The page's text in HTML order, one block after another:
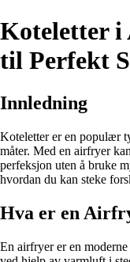
Koteletter
til Perfekt
Innledning
Koteletter er en populær
måter. Med en airfryer
perfeksjon uten å bruke
hvordan du kan steke
Hva er en
En airfryer er en